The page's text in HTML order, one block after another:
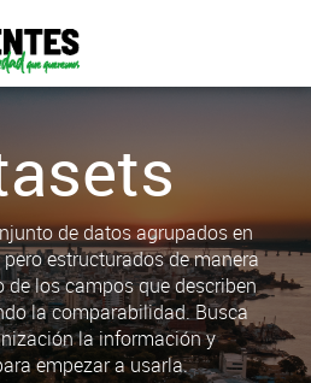
de datos agrupados en
estructurados de manera
de los campos que describen
la comparabilidad. Busca
la información y
empezar a usarla.